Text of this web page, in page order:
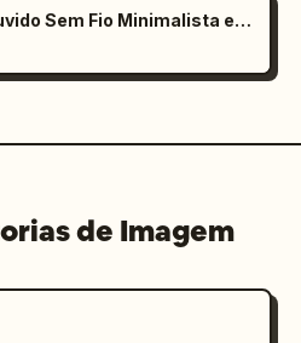
Anúncio de Fone de Ouvido Sem Fio Minimalista e Elegante
de Imagem